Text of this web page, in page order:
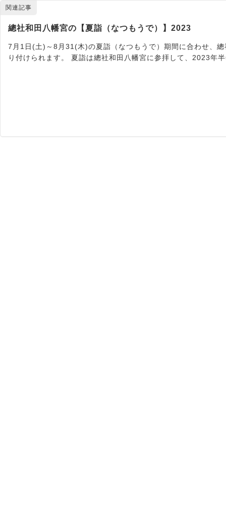
関連記事
總社和田八幡宮の【夏詣（なつもうで）】2023
7月1日(土)～8月31(木)の夏詣（なつもうで）期間に合わせ、
り付けられます。 夏詣は總社和田八幡宮に参拝して、2023年